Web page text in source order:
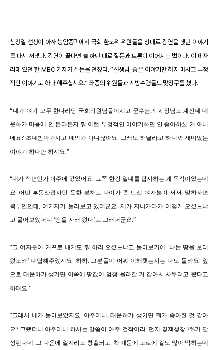
신정일 선생이 아까 농암종택에서 국회 환노위 위원들을 상대로 강연을 했던 이야기
를 다시 꺼냈다. 강연이 끝나면 늘 하던 대로 질문과 토론이 이어지는 법이다. 이때 자
리에 있던 한 MBC 기자가 질문을 던졌다. “선생님, 좋은 이야기만 하지 마시고 부정
적인 이야기도 하나 해주십시오.” 좌중의 위원들과 지방수령들도 맞장구를 쳤다.
“내가 여기 모두 한나라당 국회의원님들이시고 군수님과 시장님도 계신데 대
운하가 마음에 안 든다든지 뭐 이런 부정적인 이야기하면 안 좋아하실 거 아니
에요? 초대받아가지고 예의가 아니잖아요
그래도 해달라고 하니까 재미있는
이야기 하나만 하지요 ”
“내가 작년인가 여주에 갔었어요
그쪽 한강 일대를 답사하는 게 목적이었는데
요
어떤 부동산업자인 듯한 분하고 나이가 좀 드신 여자분이 서서
말하자면
복부인인데
여기저기 둘러보고 있더군요 .제가 지나가다가 어떻게 오셨느냐
고 물어보았더니 ‘땅을 사러 왔다’ 고 그러더군요 ”
“그 여자분이 거꾸로 내게도 뭐 하러 오셨느냐고 물어보기에 ‘나는 땅을 보러
왔노라’ 대답해주었지요 하하. 그분들이 어찌 이해했는지는 나도 몰라요
앞
으로 대운하가 생기면 이쪽에 땅값이 엄청 올라갈 거 같아서 사두려고 왔다고
하대요 ”
“그래서 내가 물어보았지요 아주머니 ,대운하가 생기면 뭐가 좋아질 것 같아
요? 그랬더니 아주머니 하시는 말씀이 아주 걸작이라. 먼저 경제성장7%가 달
성된다네
그 다음에 일자리도 창출되고 차 때문에 도로에 길도 많이 막히는데